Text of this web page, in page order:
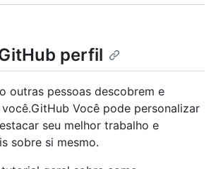
perfil
outras pessoas descobrem e
Você pode personalizar
seu melhor trabalho e
sobre si mesmo.